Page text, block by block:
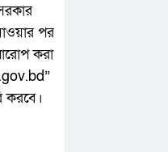
পর
করা
করবে।